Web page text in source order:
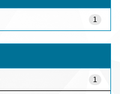
1
1